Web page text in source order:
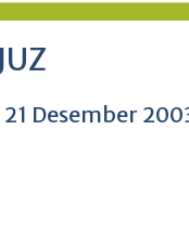
Desember